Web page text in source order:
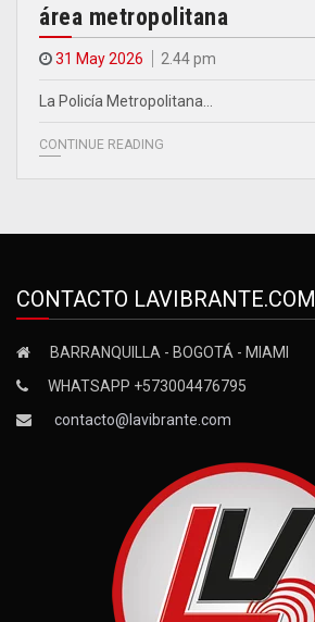
área metropolitana
31 May 2026 2.44 pm
La Policía Metropolitana…
CONTINUE READING
CONTACTO LAVIBRANTE.COM
BARRANQUILLA - BOGOTÁ - MIAMI
WHATSAPP +573004476795
contacto@lavibrante.com